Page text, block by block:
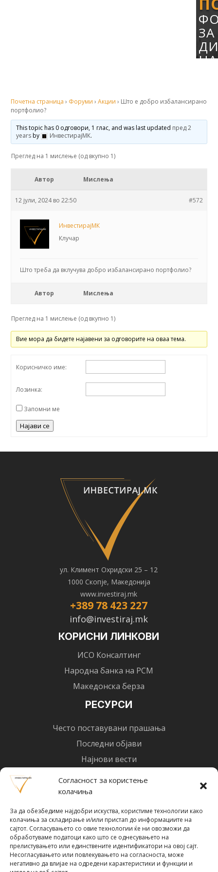
Согласност за користење
колачиња
За да обезбедиме најдобри искуства, користиме технологии како
колачиња за складирање и/или пристап до информациите на
сајтот. Согласувањето со овие технологии ќе ни овозможи да
обработуваме податоци како што се однесувањето на
прелистувањето или единствените идентификатори на овој сајт.
Несогласувањето или повлекувањето на согласноста, може
негативно да влијае на одредени карактеристики и функции и
ЗА
НА
Почетна страница › Форуми › Акции › Што е добро избалансирано
портфолио?
This topic has 0 одговори, 1 глас, and was last updated пред 2
yearsby ИнвестирајМК.
Преглед на 1 мислење (од вкупно 1)
Автор Мислења
12 јули, 2024 во 22:50 #572
ИнвестирајМК
Клучар
Што треба да вклучува добро избалансирано портфолио?
Автор Мислења
Преглед на 1 мислење (од вкупно 1)
Вие мора да бидете најавени за одговорите на оваа тема.
Корисничко име:
Лозинка:
Запомни ме
Најави се
ул. Климент Охридски 25 – 12
1000 Скопје, Македонија
www.investiraj.mk
+389 78 423 227
info@investiraj.mk
КОРИСНИ ЛИНКОВИ
ИСО Консалтинг
Народна банка на РСМ
Македонска берза
РЕСУРСИ
Често поставувани прашања
Последни објави
Најнови вести
Почни со инвестирање
Претплати се за новости